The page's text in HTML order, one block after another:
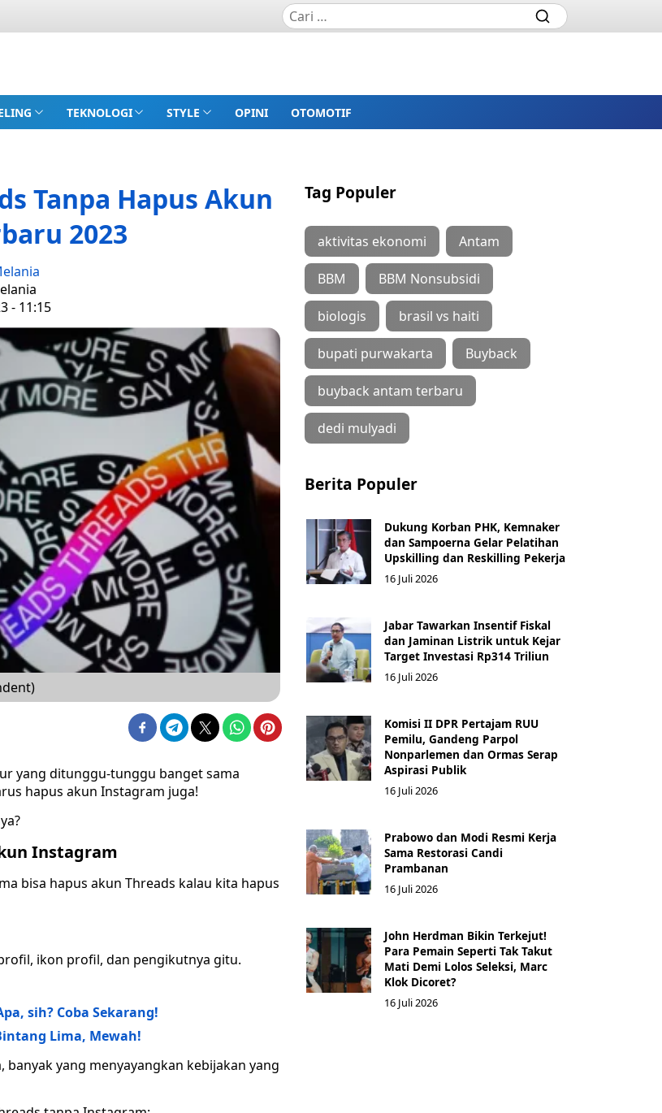
TEKNOLOGI STYLE OPINI OTOMOTIF
Tanpa Hapus Akun
2023
- 11:15
yang ditunggu-tunggu banget sama
hapus akun Instagram juga!
Instagram
bisa hapus akun Threads kalau kita hapus
ikon profil, dan pengikutnya gitu.
sih? Coba Sekarang!
Lima, Mewah!
yang menyayangkan kebijakan yang
Tag Populer
aktivitas ekonomi Antam
BBM BBM Nonsubsidi
biologis brasil vs haiti
bupati purwakarta Buyback
buyback antam terbaru
dedi mulyadi
Berita Populer
Dukung Korban PHK, Kemnaker
dan Sampoerna Gelar Pelatihan
Upskilling dan Reskilling Pekerja
16 Juli 2026
Jabar Tawarkan Insentif Fiskal
dan Jaminan Listrik untuk Kejar
Target Investasi Rp314 Triliun
16 Juli 2026
Komisi II DPR Pertajam RUU
Pemilu, Gandeng Parpol
Nonparlemen dan Ormas Serap
Aspirasi Publik
16 Juli 2026
Prabowo dan Modi Resmi Kerja
Sama Restorasi Candi
Prambanan
16 Juli 2026
John Herdman Bikin Terkejut!
Para Pemain Seperti Tak Takut
Mati Demi Lolos Seleksi, Marc
Klok Dicoret?
16 Juli 2026